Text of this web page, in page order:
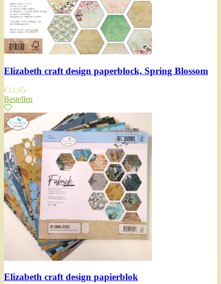
Elizabeth craft design paperblock, Spring Blossom
€11,95
Bestellen
Elizabeth craft design papierblok